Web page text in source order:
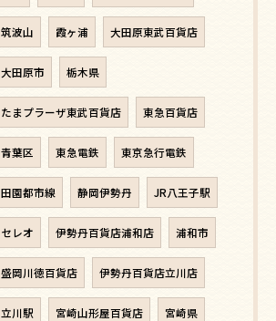
筑波山 霞ヶ浦 大田原東武百貨店
大田原市 栃木県
たまプラーザ東武百貨店 東急百貨店
青葉区 東急電鉄 東京急行電鉄
田園都市線 静岡伊勢丹 JR八王子駅
セレオ 伊勢丹百貨店浦和店 浦和市
盛岡川徳百貨店 伊勢丹百貨店立川店
立川駅 宮崎山形屋百貨店 宮崎県